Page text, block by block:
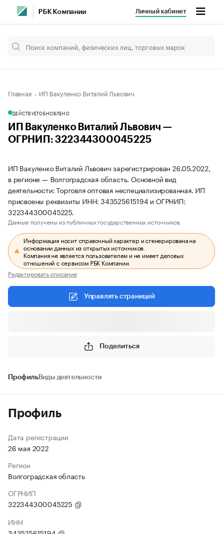
РБК Компании Личный кабинет
Главная ИП Вакуленко Виталий Львович
ДЕЙСТВУЕТОБНОВЛЕНО
ИП Вакуленко Виталий Львович —
ОГРНИП: 322344300045225
ИП Вакуленко Виталий Львович зарегистрирован 26.05.2022,
в регионе — Волгоградская область. Основной вид
деятельности: Торговля оптовая неспециализированная. ИП
присвоены реквизиты ИНН: 343525615194 и ОГРНИП:
322344300045225.
Данные получены из публичных государственных источников.
Информация носит справочный характер и сгенерирована на
основании данных из открытых источников.
Компания не является пользователем и не имеет деловых
отношений с сервисом РБК Компании.
Редактировать описание
Управлять страницей
Поделиться
ПрофильВиды деятельности
Профиль
Дата регистрации
26 мая 2022
Регион
Волгоградская область
ОГРНИП
322344300045225
ИНН